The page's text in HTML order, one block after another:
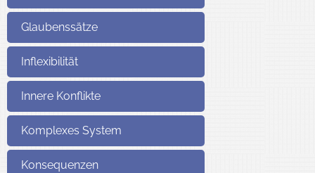
Glaubenssätze
Inflexibilität
Innere Konflikte
Komplexes System
Konsequenzen